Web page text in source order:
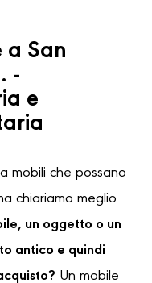
a San
-
e
mobili che possano
chiariamo meglio
un oggetto o un
antico e quindi
Un mobile